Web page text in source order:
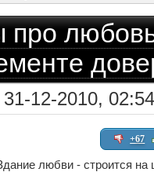
про
12-2010, 02:54
+67
любви - строится на